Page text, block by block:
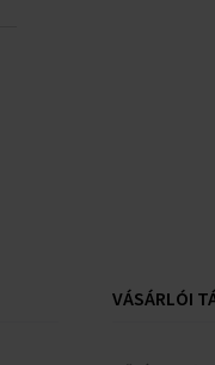
VÁSÁRLÓI